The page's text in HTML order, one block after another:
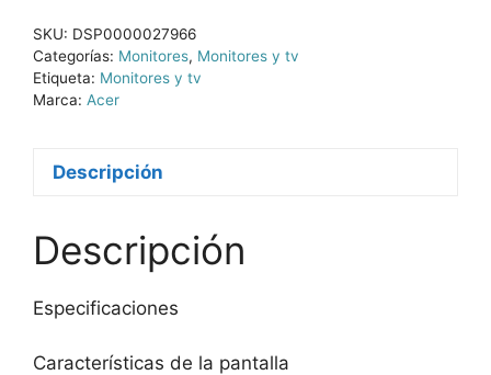
SKU: DSP0000027966
Categorías: Monitores, Monitores y tv
Etiqueta: Monitores y tv
Marca: Acer
Descripción
Descripción
Especificaciones
Características de la pantalla